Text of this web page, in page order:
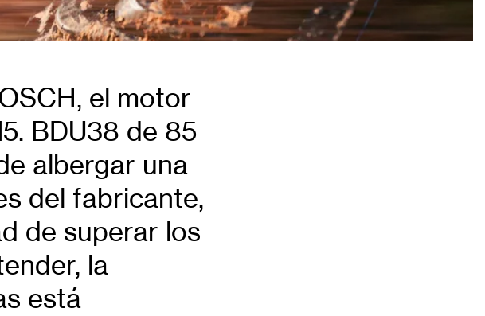
el motor
BDU38 de 85
albergar una
del fabricante,
de superar los
la
está